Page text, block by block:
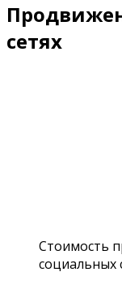
сетях
Стоимость
социальных